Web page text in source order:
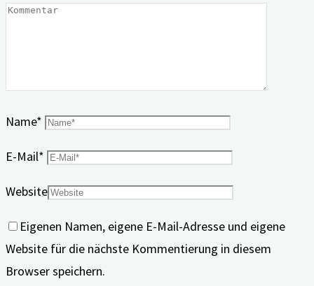
Name*
E-Mail*
Website
Eigenen Namen, eigene E-Mail-Adresse und eigene
Website für die nächste Kommentierung in diesem
Browser speichern.